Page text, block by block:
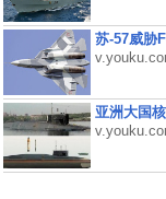
苏-57威胁
亚洲大国